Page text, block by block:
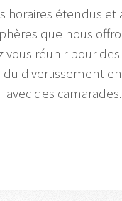
horaires étendus et
que nous
vous réunir pour des
du divertissement
avec des camarades.